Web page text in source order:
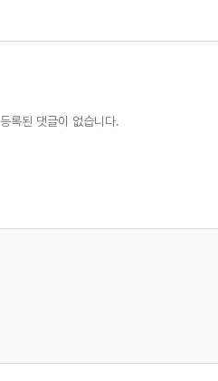
등록된 댓글이 없습니다.